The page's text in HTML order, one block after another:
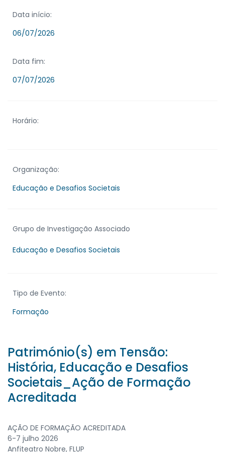
Data início:
06/07/2026
Data fim:
07/07/2026
Horário:
Organização:
Educação e Desafios Societais
Grupo de Investigação Associado
Educação e Desafios Societais
Tipo de Evento:
Formação
Património(s) em Tensão:
História, Educação e Desafios
Societais_Ação de Formação
Acreditada
AÇÃO DE FORMAÇÃO ACREDITADA
6-7 julho 2026
Anfiteatro Nobre, FLUP